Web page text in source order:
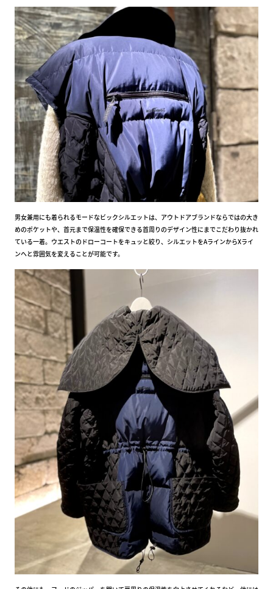
男女兼用にも着られるモードなビックシルエットは、アウトドアブランドならではの大き
めのポケットや、首元まで保温性を確保できる首周りのデザイン性にまでこだわり抜かれ
ている一着。ウエストのドローコートをキュッと絞り、シルエットをAラインからXライ
ンへと雰囲気を変えることが可能です。